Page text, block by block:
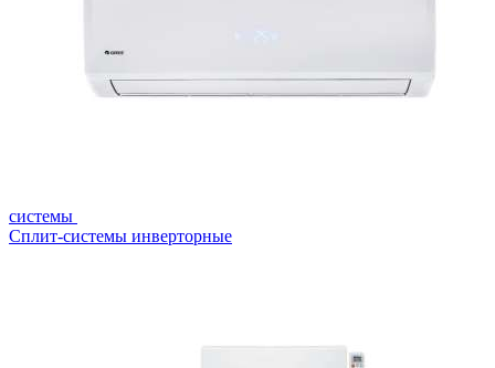
системы
Сплит-системы инверторные